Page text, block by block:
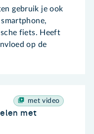
gebruik je ook
fiets. Heeft
op de
met video
met